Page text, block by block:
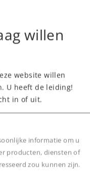
dealer
willen
website willen
U heeft de leiding!
in of uit.
informatie om u
producten, diensten of
zou kunnen zijn.